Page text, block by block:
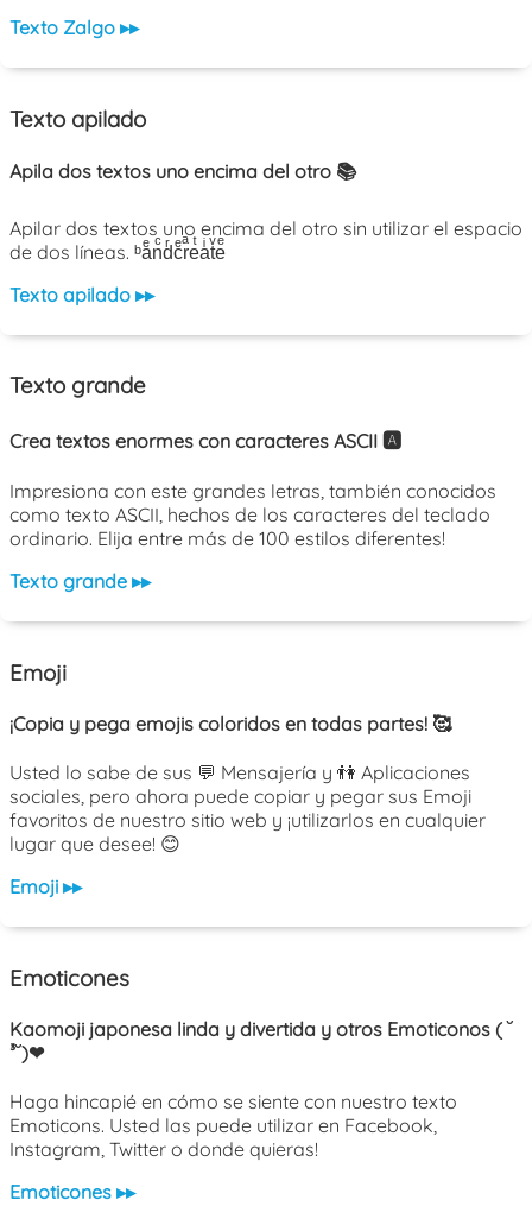
Texto Zalgo ▸▸
Texto apilado
Apila dos textos uno encima del otro 📚
Apilar dos textos uno encima del otro sin utilizar el espacio
de dos líneas. ᵇaͤnͨdͬcͤrͣeͭaͥtͮeͤ
Texto apilado ▸▸
Texto grande
Crea textos enormes con caracteres ASCII 🅰️
Impresiona con este grandes letras, también conocidos
como texto ASCII, hechos de los caracteres del teclado
ordinario. Elija entre más de 100 estilos diferentes!
Texto grande ▸▸
Emoji
¡Copia y pega emojis coloridos en todas partes! 🥰
Usted lo sabe de sus 💬 Mensajería y 👫 Aplicaciones
sociales, pero ahora puede copiar y pegar sus Emoji
favoritos de nuestro sitio web y ¡utilizarlos en cualquier
lugar que desee! 😊
Emoji ▸▸
Emoticones
Kaomoji japonesa linda y divertida y otros Emoticonos ( ˘
³˘)❤
Haga hincapié en cómo se siente con nuestro texto
Emoticons. Usted las puede utilizar en Facebook,
Instagram, Twitter o donde quieras!
Emoticones ▸▸